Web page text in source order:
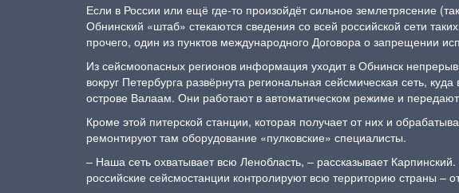
Если в России или ещё где-то произойдёт сильное землетрясение
Обнинский «штаб» стекаются сведения со всей российской сети
прочего, один из пунктов международного Договора о запрещении
Из сейсмоопасных регионов информация уходит в Обнинск
вокруг Петербурга развёрнута региональная сейсмическая сеть,
острове Валаам. Они работают в автоматическом режиме и
Кроме этой питерской станции, которая получает от них и
ремонтируют там оборудование «пулковские» специалисты.
– Наша сеть охватывает всю Ленобласть, – рассказывает
российские сейсмостанции контролируют всю территорию страны –